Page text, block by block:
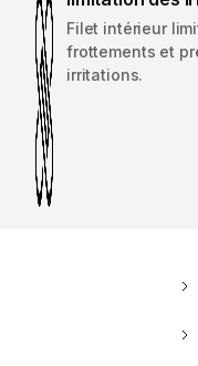
Filet intérieur
frottements et
irritations.